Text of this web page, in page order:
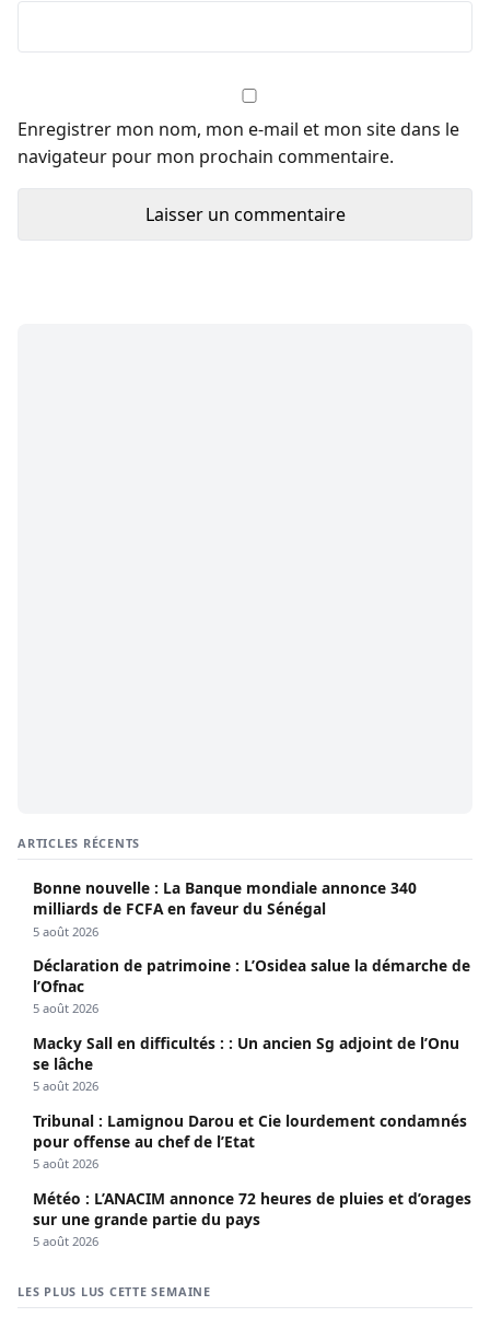
Enregistrer mon nom, mon e-mail et mon site dans le
navigateur pour mon prochain commentaire.
ARTICLES RÉCENTS
Bonne nouvelle : La Banque mondiale annonce 340
milliards de FCFA en faveur du Sénégal
5 août 2026
Déclaration de patrimoine : L’Osidea salue la démarche de
l’Ofnac
5 août 2026
Macky Sall en difficultés : : Un ancien Sg adjoint de l’Onu
se lâche
5 août 2026
Tribunal : Lamignou Darou et Cie lourdement condamnés
pour offense au chef de l’Etat
5 août 2026
Météo : L’ANACIM annonce 72 heures de pluies et d’orages
sur une grande partie du pays
5 août 2026
LES PLUS LUS CETTE SEMAINE